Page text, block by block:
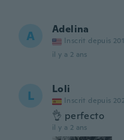
A Adelina
Inscrit depuis
il y a 2 ans
L Loli
Inscrit depuis
👌 perfecto
il y a 2 ans